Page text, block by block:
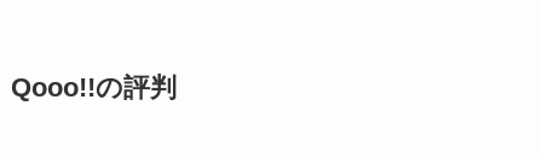
Qooo!!の評判